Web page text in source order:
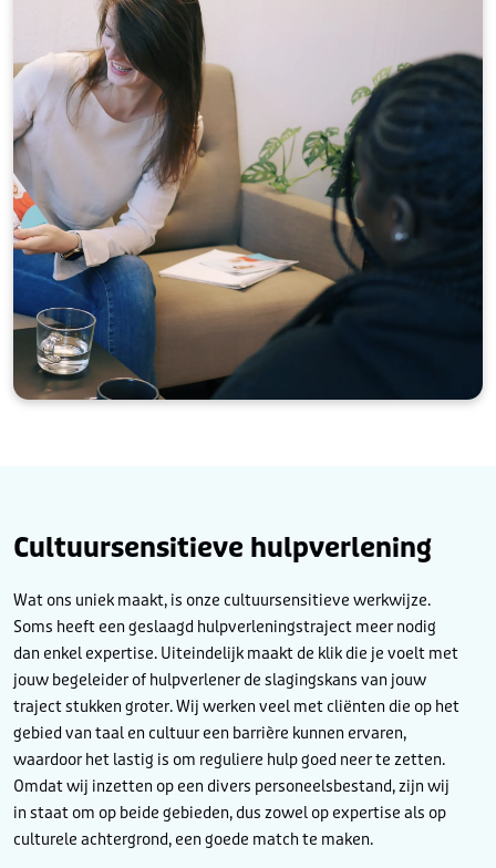
Cultuursensitieve hulpverlening
Wat ons uniek maakt, is onze cultuursensitieve werkwijze.
Soms heeft een geslaagd hulpverleningstraject meer nodig
dan enkel expertise. Uiteindelijk maakt de klik die je voelt met
jouw begeleider of hulpverlener de slagingskans van jouw
traject stukken groter. Wij werken veel met cliënten die op het
gebied van taal en cultuur een barrière kunnen ervaren,
waardoor het lastig is om reguliere hulp goed neer te zetten.
Omdat wij inzetten op een divers personeelsbestand, zijn wij
in staat om op beide gebieden, dus zowel op expertise als op
culturele achtergrond, een goede match te maken.